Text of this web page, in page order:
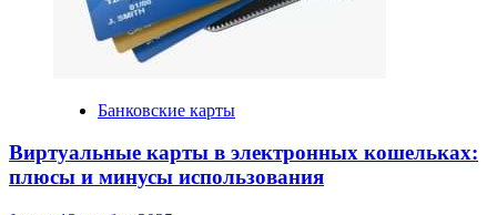
Банковские карты
Виртуальные карты в электронных кошельках:
плюсы и минусы использования